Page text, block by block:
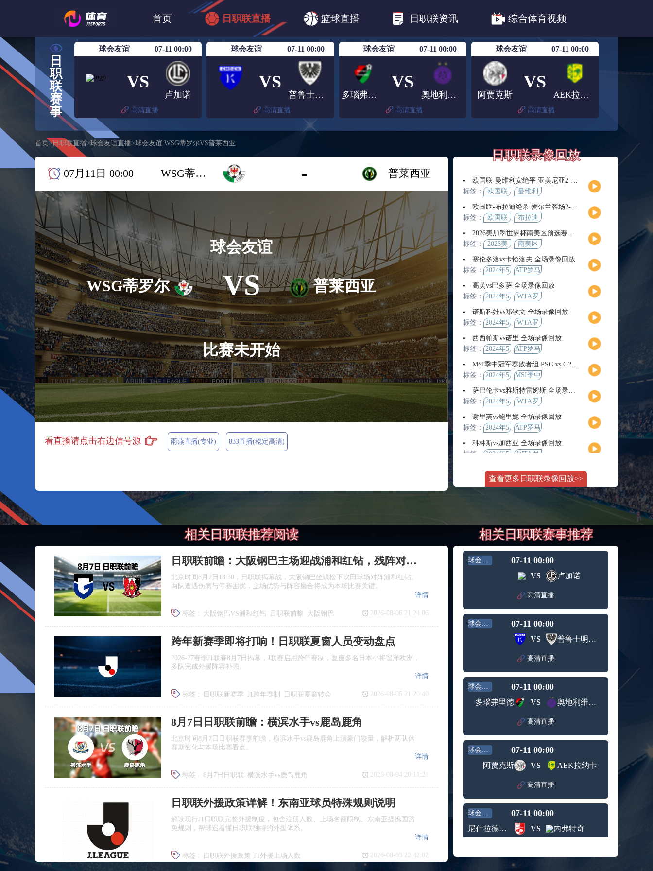
首页 日职联直播 篮球直播 日职联资讯 综合体育视频
日篮B1 日职联 日职联FC东京
日职联广岛三箭
日
职
联
赛
事
球会友谊 07-11 00:00
VS
卢加诺
高清直播
球会友谊 07-11 00:00
VS
普鲁士明斯特
高清直播
球会友谊 07-11 00:00
多瑙弗里德
VS
奥地利维也纳青年队
高清直播
球会友谊 07-11 00:00
阿贾克斯
VS
AEK拉纳卡
高清直播
首页 >日职联直播>球会友谊直播>球会友谊 WSG蒂罗尔VS普莱西亚
07月11日 00:00 WSG蒂罗尔 - 普莱西亚
WSG蒂罗尔
球会友谊
VS
比赛未开始
普莱西亚
看直播请点击右边信号源 雨燕直播(专业) 833直播(稳定高清)
日职联录像回放
欧国联-曼维利安绝平 亚美尼亚2-2法罗群岛
标签：
欧国联
曼维利
欧国联-布拉迪绝杀 爱尔兰客场2-1逆转芬兰
标签：
欧国联 布拉迪
2026美加墨世界杯南美区预选赛第9轮全场集锦
标签：
2026美
界杯
南美区
塞伦多洛vs卡恰洛夫 全场录像回放
标签：
2024年5
ATP罗马
男单第3
轮
高芙vs巴多萨 全场录像回放
标签：
2024年5
WTA罗
赛女单
第4轮
诺斯科娃vs郑钦文 全场录像回放
标签：
2024年5
WTA罗
赛女单
第3轮
西西帕斯vs诺里 全场录像回放
标签：
2024年5
ATP罗马
男单第3
轮
MSI季中冠军赛败者组 PSG vs G2 全场录像回放
标签：
2024年5
MSI季中
败者组
萨巴伦卡vs雅斯特雷姆斯 全场录像回放
标签：
2024年5
WTA罗
赛女单
第3轮
谢里芙vs鲍里妮 全场录像回放
标签：
2024年5
ATP罗马
女单第2
轮
科林斯vs加西亚 全场录像回放
标签：
2024年5
WTA罗
赛女单
第3轮
斯维托丽娜vs萨巴伦卡 全场录像回放
2024年5
月14日
WTA罗
马公开
纳波利塔诺vs贾里 全场录像回放
男单第3
轮
标签： 2024年5
月11日
WTA1000
罗马大
师赛第3
轮
WTT沙特大满贯女单半决赛 陈梦vs早田希娜 全场录像回放
标签：
2024年5
月11日
WTT沙
贯女单
蒙泰罗vs凯茨曼诺维奇 全场录像回放
大师赛
轮
纳尔迪vs鲁内 全场录像回放
标签： 2024年5
月12日
ATP罗马
大师赛
男单第2
轮
萨卡里vs加里宁娜 全场录像回放
WTA罗
马大师
赛女单
第3轮
吉隆vs卢布列夫 全场录像回放
月12日
ATP罗马
大师赛
轮
兹维列夫vs达德尔里 全场录像回放
标签： 2024年5
月13日
ATP罗马
大师赛
男单第3
轮
阿纳尔迪vs贾里 全场录像回放
ATP罗马
大师赛
男单第2
轮
标签： 2024年5
月12日
WTA罗
马大师
赛女单
第3轮
托尔莫vs奥斯塔彭科 全场录像回放
2024年5
WTA罗
赛女单
斯诺克元老斯诺克世锦赛半决赛 伊戈尔-费格雷多vs德拉戈 全场录像回放
标签：
月12日
元老斯
诺克世
锦赛半
决赛
穆纳尔vs诺里 全场录像回放
月12日
ATP罗马
大师赛
男单第2
MSI季中冠军赛胜者组 BLG vs T1 全场录像回放
月12日
冠军赛
KPL春季赛季后赛败者组决赛 重庆狼队 vs 苏州KSG 全场录像回放
查看更多日职联录像回放>>
相关日职联推荐阅读
日职联前瞻：大阪钢巴主场迎战浦和红钻，残阵对决看点十足
北京时间8月7日18:30，日职联揭幕战，大阪钢巴坐镇松下吹田球场对阵浦和红钻。
两队遭遇伤病与停赛困扰，主场优势与阵容磨合将成为本场比赛关键。
标签 : 大阪钢巴VS浦和红钻 日职联前瞻 大阪钢巴
浦和红钻
详情
2026-08-06 21:24:06
跨年新赛季即将打响！日职联夏窗人员变动盘点
2026‑27赛季J1联赛8月7日揭幕，J联赛启用跨年赛制，夏窗多名日本小将留洋欧洲，
多队完成外援阵容补强。
标签 : 日职联新赛季 J1跨年赛制
日职联夏窗转会
广岛三箭
详情
2026-08-05 21:20:40
8月7日日职联前瞻：横滨水手vs鹿岛鹿角
北京时间8月7日日职联赛事前瞻，横滨水手vs鹿岛鹿角上演豪门较量，解析两队休
赛期变化与本场比赛看点。
标签 : 8月7日日职联 横滨水手vs鹿岛鹿角
日职联前瞻 日职联
详情
2026-08-04 20:11:21
日职联外援政策详解！东南亚球员特殊规则说明
解读现行J1日职联完整外援制度，包含注册人数、上场名额限制、东南亚提携国豁
免规则，帮球迷看懂日职联独特的外援体系。
标签 : 日职联外援政策 J1外援上场人数
详情
2026-08-03 22:42:02
相关日职联赛事推荐
球会友谊 07-11 00:00
VS 卢加诺
高清直播
球会友谊 07-11 00:00
VS 普鲁士明斯特
高清直播
球会友谊 07-11 00:00
多瑙弗里德 VS 奥地利维也纳青年队
高清直播
球会友谊 07-11 00:00
阿贾克斯 VS AEK拉纳卡
高清直播
球会友谊 07-11 00:00
尼什拉德尼基 VS 内弗特奇